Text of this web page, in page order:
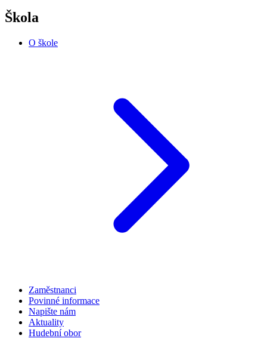
Škola
O škole
Zaměstnanci
Povinné informace
Napište nám
Aktuality
Hudební obor